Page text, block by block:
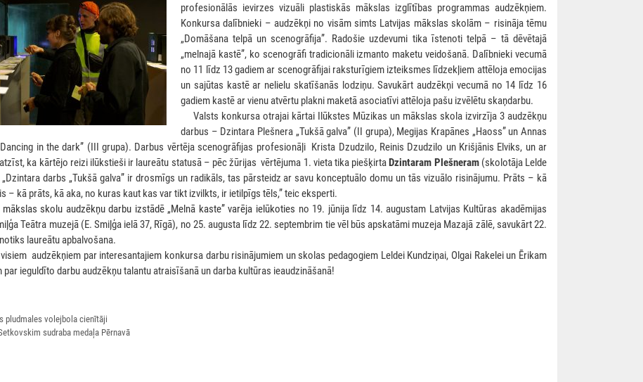
profesionālās ievirzes vizuāli plastiskās mākslas izglītības programmas audzēkņiem.
Konkursa dalībnieki – audzēkņi no visām simts Latvijas mākslas skolām – risināja tēmu
„Domāšana telpā un scenogrāfija”. Radošie uzdevumi tika īstenoti telpā – tā dēvētajā
„melnajā kastē”, ko scenogrāfi tradicionāli izmanto maketu veidošanā. Dalībnieki vecumā
no 11 līdz 13 gadiem ar scenogrāfijai raksturīgiem izteiksmes līdzekļiem attēloja emocijas
un sajūtas kastē ar nelielu skatīšanās lodziņu. Savukārt audzēkņi vecumā no 14 līdz 16
gadiem kastē ar vienu atvērtu plakni maketā asociatīvi attēloja pašu izvēlētu skaņdarbu.
Valsts konkursa otrajai kārtai Ilūkstes Mūzikas un mākslas skola izvirzīja 3 audzēkņu
darbus – Dzintara Plešnera „Tukšā galva” (II grupa), Megijas Krapānes „Haoss” un Annas
in the dark” (III grupa). Darbus vērtēja scenogrāfijas profesionāļi Krista Dzudzilo, Reinis Dzudzilo un Krišjānis Elviks, un ar
ka kārtējo reizi ilūkstieši ir laureātu statusā – pēc žūrijas vērtējuma 1. vieta tika piešķirtaDzintaram Plešneram (skolotāja Lelde
„Dzintara darbs „Tukšā galva” ir drosmīgs un radikāls, tas pārsteidz ar savu konceptuālo domu un tās vizuālo risinājumu. Prāts – kā
– kā prāts, kā aka, no kuras kaut kas var tikt izvilkts, ir ietilpīgs tēls,” teic eksperti.
mākslas skolu audzēkņu darbu izstādē „Melnā kaste” varēja ielūkoties no 19. jūnija līdz 14. augustam Latvijas Kultūras akadēmijas
Teātra muzejā (E. Smiļģa ielā 37, Rīgā), no 25. augusta līdz 22. septembrim tie vēl būs apskatāmi muzeja Mazajā zālē, savukārt 22.
laureātu apbalvošana.
audzēkņiem par interesantajiem konkursa darbu risinājumiem un skolas pedagogiem Leldei Kundziņai, Olgai Rakelei un Ērikam
par ieguldīto darbu audzēkņu talantu atraisīšanā un darba kultūras ieaudzināšanā!
pludmales volejbola cienītāji
sudraba medaļa Pērnavā